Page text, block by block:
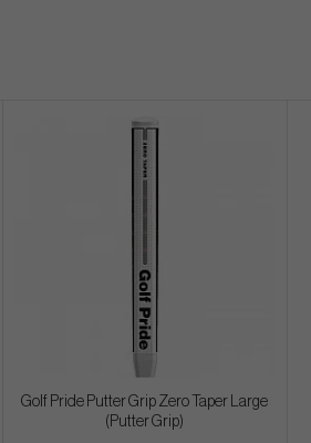
Golf Pride Putter Grip Zero Taper Large
(Putter Grip)